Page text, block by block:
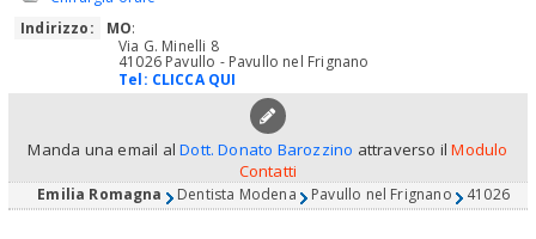
Indirizzo:
MO:
Via G. Minelli 8
41026 Pavullo - Pavullo nel Frignano
Tel: CLICCA QUI
Manda una email alDott. Donato Barozzino attraverso ilModulo
Contatti
Emilia Romagna Dentista Modena Pavullo nel Frignano 41026